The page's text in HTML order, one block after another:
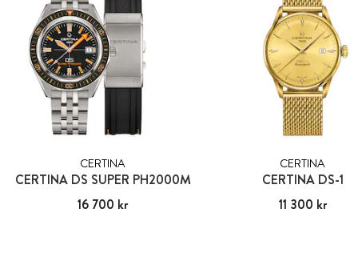
CERTINA
CERTINA DS SUPER PH2000M
Pris: 16 700 kr
16 700 kr
CERTINA
CERTINA DS-1
Pris:11 300 kr
11 300 kr